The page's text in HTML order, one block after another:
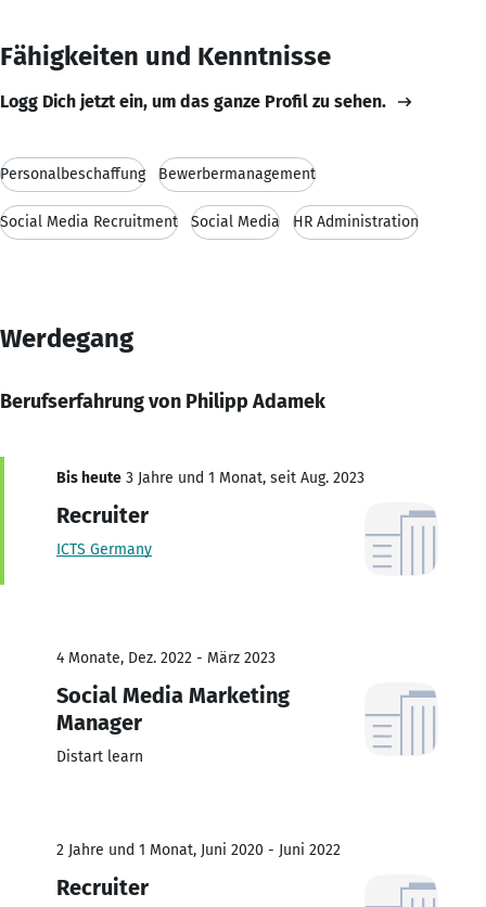
Fähigkeiten und Kenntnisse
Logg Dich jetzt ein, um das ganze Profil zu sehen.
Personalbeschaffung Bewerbermanagement
Social Media Recruitment Social Media HR Administration
Werdegang
Berufserfahrung von Philipp Adamek
Bis heute 3 Jahre und 1 Monat, seit Aug. 2023
Recruiter
ICTS Germany
4 Monate, Dez. 2022 - März 2023
Social Media Marketing
Manager
Distart learn
2 Jahre und 1 Monat, Juni 2020 - Juni 2022
Recruiter